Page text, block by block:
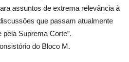
assuntos de extrema relevância à
que passam atualmente
Suprema Corte”.
do Bloco M.